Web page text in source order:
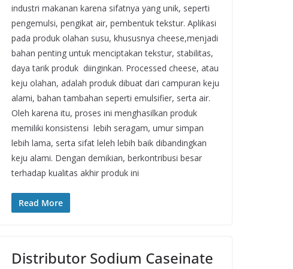
industri makanan karena sifatnya yang unik, seperti
pengemulsi, pengikat air, pembentuk tekstur. Aplikasi
pada produk olahan susu, khususnya cheese,menjadi
bahan penting untuk menciptakan tekstur, stabilitas,
daya tarik produk diinginkan. Processed cheese, atau
keju olahan, adalah produk dibuat dari campuran keju
alami, bahan tambahan seperti emulsifier, serta air.
Oleh karena itu, proses ini menghasilkan produk
memiliki konsistensi lebih seragam, umur simpan
lebih lama, serta sifat leleh lebih baik dibandingkan
keju alami. Dengan demikian, berkontribusi besar
terhadap kualitas akhir produk ini
Read More
Distributor Sodium Caseinate